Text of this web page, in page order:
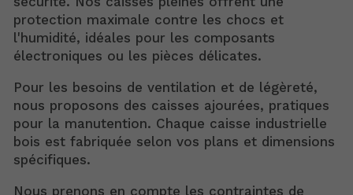
protection maximale contre les chocs et
l'humidité, idéales pour les composants
électroniques ou les pièces délicates.
Pour les besoins de ventilation et de légèreté,
nous proposons des caisses ajourées, pratiques
pour la manutention. Chaque caisse industrielle
bois est fabriquée selon vos plans et dimensions
spécifiques.
Nous prenons en compte les contraintes de